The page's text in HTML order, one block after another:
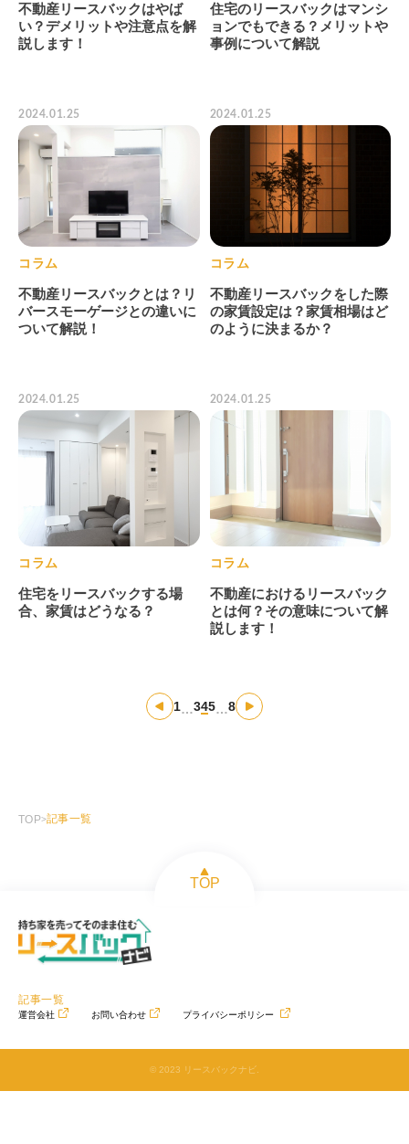
不動産リースバックはやば
い？デメリットや注意点を解
説します！
住宅のリースバックはマンシ
ョンでもできる？メリットや
事例について解説
2024.01.25
コラム
不動産リースバックとは？リ
バースモーゲージとの違いに
ついて解説！
2024.01.25
コラム
不動産リースバックをした際
の家賃設定は？家賃相場はど
のように決まるか？
2024.01.25
コラム
住宅をリースバックする場
合、家賃はどうなる？
2024.01.25
コラム
不動産におけるリースバック
とは何？その意味について解
説します！
1…345…8
TOP>記事一覧
TOP
記事一覧
運営会社 お問い合わせ プライバシーポリシー
© 2023 リースバックナビ.